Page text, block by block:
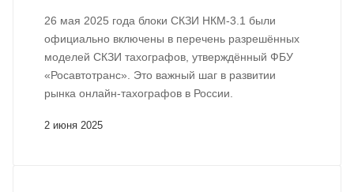
2 июня 2025
26 мая 2025 года блоки СКЗИ НКМ-3.1 были
официально включены в перечень разрешённых
моделей СКЗИ тахографов, утверждённый ФБУ
«Росавтотранс». Это важный шаг в развитии
рынка онлайн-тахографов в России.